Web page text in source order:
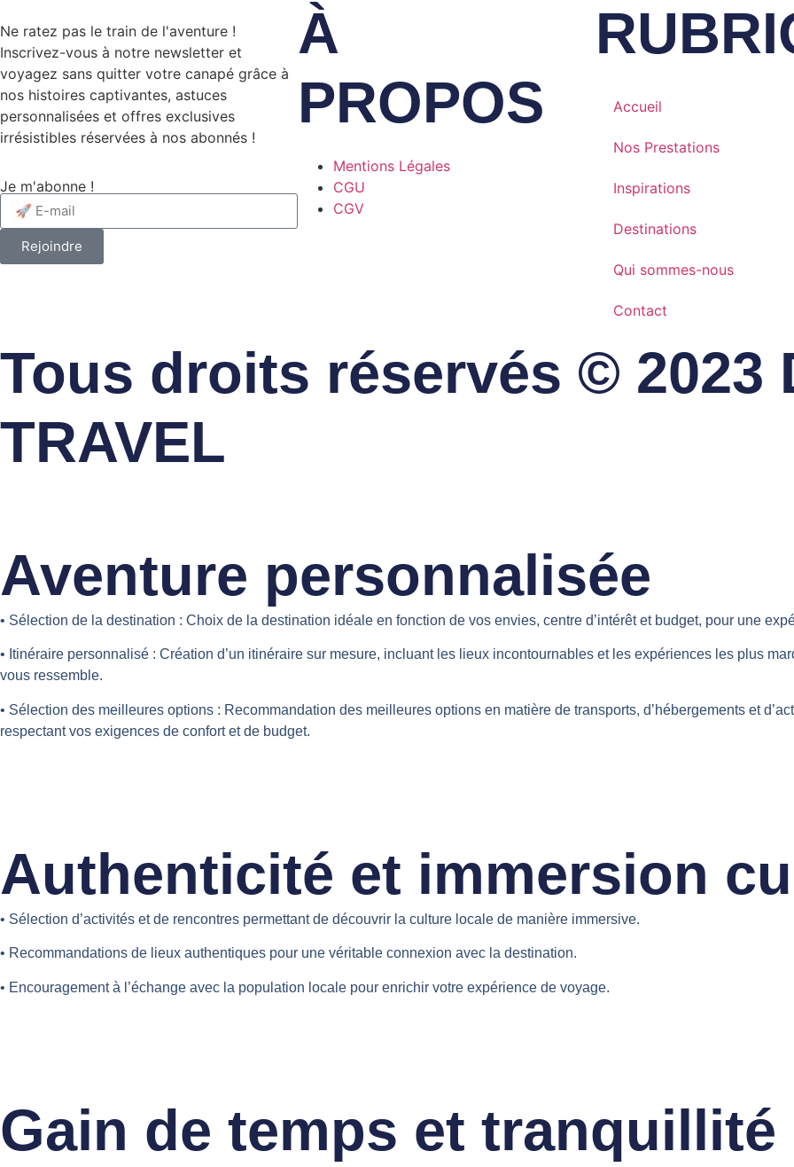
Ne ratez pas le train de l'aventure !
Inscrivez-vous à notre newsletter et
voyagez sans quitter votre canapé grâce à
nos histoires captivantes, astuces
personnalisées et offres exclusives
irrésistibles réservées à nos abonnés !
Je m'abonne !
Rejoindre
À
PROPOS
Mentions Légales
CGU
CGV
Accueil
Nos Prestations
Inspirations
Destinations
Qui sommes-nous
Contact
Tous droits réservés © 2023
TRAVEL
Aventure personnalisée
• Sélection de la destination : Choix de la destination idéale en fonction de vos envies, centre d’intérêt et budget, pour une
• Itinéraire personnalisé : Création d’un itinéraire sur mesure, incluant les lieux incontournables et les expériences les plus
vous ressemble.
• Sélection des meilleures options : Recommandation des meilleures options en matière de transports, d’hébergements et
respectant vos exigences de confort et de budget.
Authenticité et immersion
• Sélection d’activités et de rencontres permettant de découvrir la culture locale de manière immersive.
• Recommandations de lieux authentiques pour une véritable connexion avec la destination.
• Encouragement à l’échange avec la population locale pour enrichir votre expérience de voyage.
Gain de temps et